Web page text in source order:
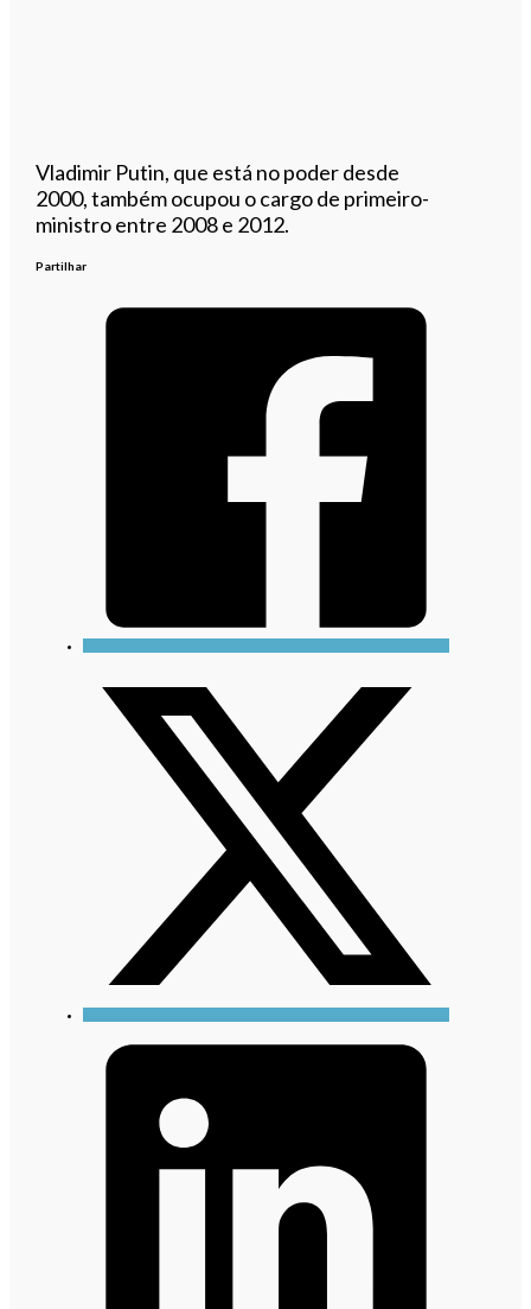
Vladimir Putin, que está no poder desde
2000, também ocupou o cargo de primeiro-
ministro entre 2008 e 2012.
Partilhar